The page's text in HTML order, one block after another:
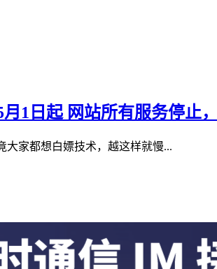
月1日起 网站所有服务停止
大家都想白嫖技术，越这样就慢...